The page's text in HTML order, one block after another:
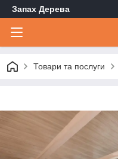
Запах Дерева
Товари та послуги